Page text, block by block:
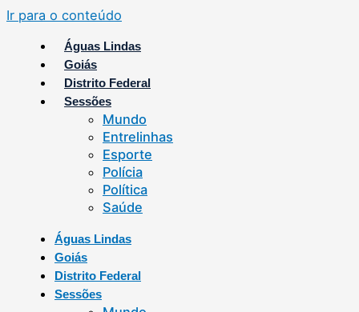
Ir para o conteúdo
Águas Lindas
Goiás
Distrito Federal
Sessões
Mundo
Entrelinhas
Esporte
Polícia
Política
Saúde
Águas Lindas
Goiás
Distrito Federal
Sessões